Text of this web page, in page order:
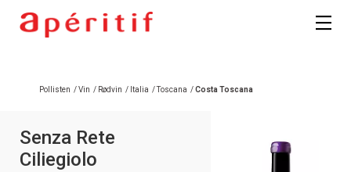
Pollisten /Vin / Rødvin / Italia /Toscana /Costa Toscana
Senza Rete
Ciliegiolo